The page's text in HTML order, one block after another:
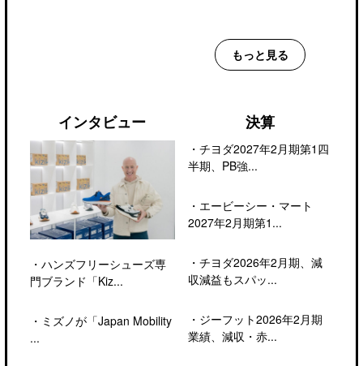
もっと見る
インタビュー
・ ハンズフリーシューズ専
門ブランド「Kiz...
・ ミズノが「Japan Mobility
...
決算
・ チヨダ2027年2月期第1四
半期、PB強...
・ エービーシー・マート
2027年2月期第1...
・ チヨダ2026年2月期、減
収減益もスパッ...
・ ジーフット2026年2月期
業績、減収・赤...